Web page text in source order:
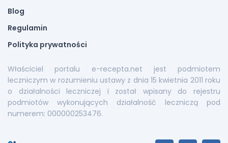
Blog
Regulamin
Polityka prywatności
Właściciel portalu e-recepta.net jest podmiotem
leczniczym w rozumieniu ustawy z dnia 15 kwietnia 2011 roku
o działalności leczniczej i został wpisany do rejestru
podmiotów wykonujących działalność leczniczą pod
numerem: 000000253476.